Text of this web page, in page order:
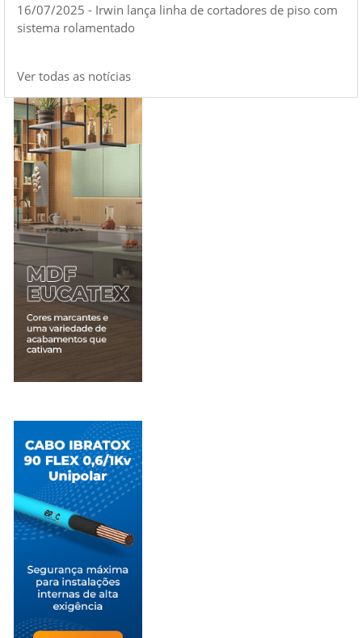
16/07/2025 - Irwin lança linha de cortadores de piso com
sistema rolamentado
Ver todas as notícias